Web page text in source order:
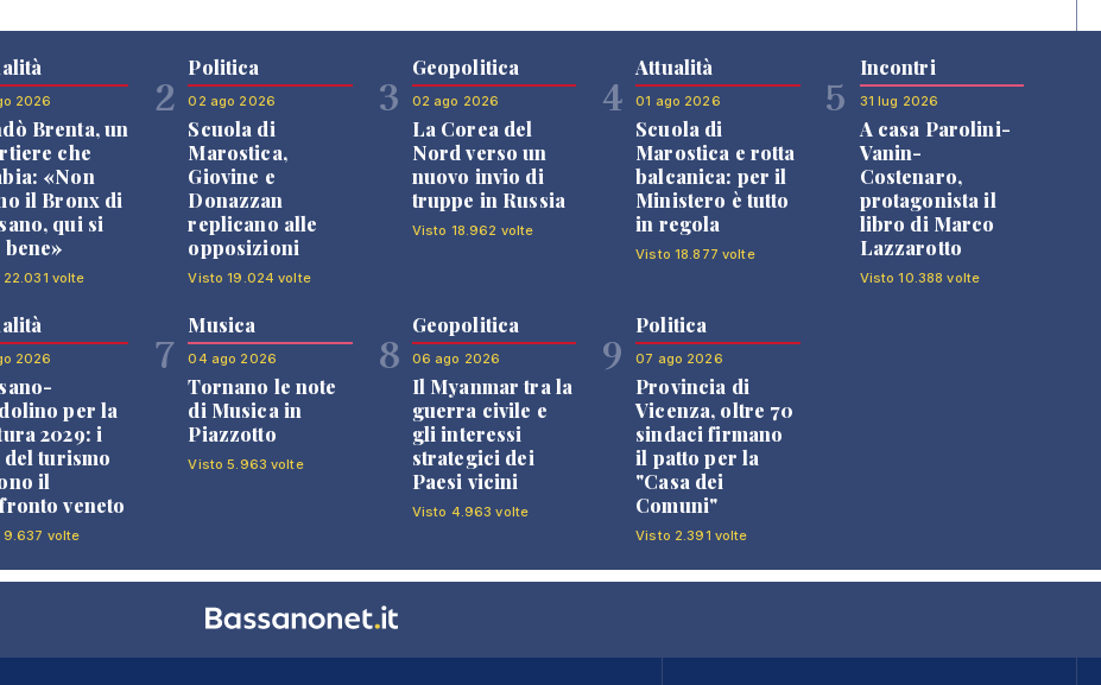
2026
Brenta, un
che
«Non
il Bronx di
qui si
bene»
volte
2
Politica
02 ago 2026
Scuola di
Marostica,
Giovine e
Donazzan
replicano alle
opposizioni
Visto 19.024 volte
3
Geopolitica
02 ago 2026
La Corea del
Nord verso un
nuovo invio di
truppe in Russia
Visto 18.962 volte
4
Attualità
01 ago 2026
Scuola di
Marostica e rotta
balcanica: per il
Ministero è tutto
in regola
Visto 18.877 volte
5
Incontri
31 lug 2026
A casa Parolini-
Vanin-
Costenaro,
protagonista il
libro di Marco
Lazzarotto
Visto 10.388 volte
2026
per la
2029: i
del turismo
il
veneto
9.637 volte
7
Musica
04 ago 2026
Tornano le note
di Musica in
Piazzotto
Visto 5.963 volte
8
Geopolitica
06 ago 2026
Il Myanmar tra la
guerra civile e
gli interessi
strategici dei
Paesi vicini
Visto 4.963 volte
9
Politica
07 ago 2026
Provincia di
Vicenza, oltre 70
sindaci firmano
il patto per la
"Casa dei
Comuni"
Visto 2.391 volte